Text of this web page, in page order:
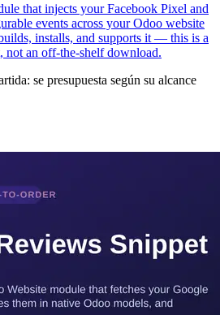
that injects your Facebook Pixel and
events across your Odoo website
installs, and supports it — this is a
not an off-the-shelf download.
se presupuesta según su alcance